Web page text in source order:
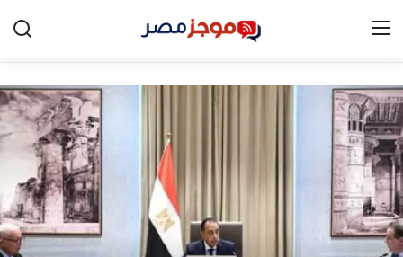
الرئيسية
مصر
الخليج
العالم